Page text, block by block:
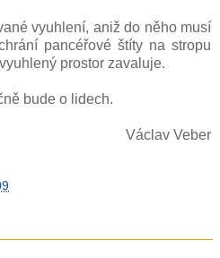
vyuhlení, aniž do něho musí
pancéřové štíty na stropu
prostor zavaluje.
bude o lidech.
Václav Veber